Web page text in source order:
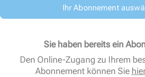
Ihr Abonnement
Sie haben bereits ein
Den Online-Zugang zu Ihrem
Abonnement können Sie